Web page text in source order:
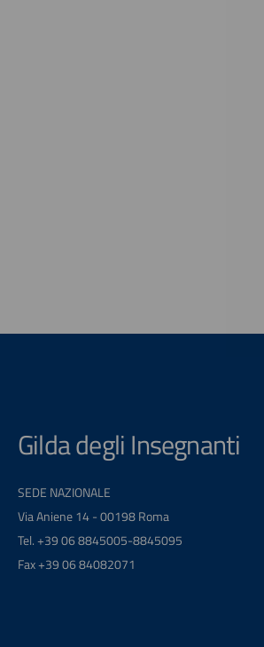
Gilda degli Insegnanti
SEDE NAZIONALE
Via Aniene 14 - 00198 Roma
Tel. +39 06 8845005-8845095
Fax +39 06 84082071